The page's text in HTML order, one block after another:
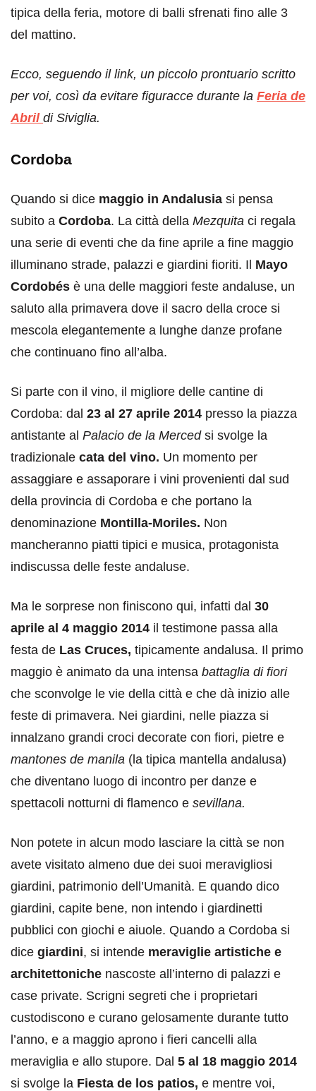
tipica della feria, motore di balli sfrenati fino alle 3
del mattino.
Ecco, seguendo il link, un piccolo prontuario scritto
per voi, così da evitare figuracce durante la Feria de
Abril di Siviglia.
Cordoba
Quando si dice maggio in Andalusia si pensa
subito a Cordoba. La città della Mezquita ci regala
una serie di eventi che da fine aprile a fine maggio
illuminano strade, palazzi e giardini fioriti. Il Mayo
Cordobés è una delle maggiori feste andaluse, un
saluto alla primavera dove il sacro della croce si
mescola elegantemente a lunghe danze profane
che continuano fino all’alba.
Si parte con il vino, il migliore delle cantine di
Cordoba: dal 23 al 27 aprile 2014 presso la piazza
antistante al Palacio de la Mercedsi svolge la
tradizionale cata del vino. Un momento per
assaggiare e assaporare i vini provenienti dal sud
della provincia di Cordoba e che portano la
denominazione Montilla-Moriles. Non
mancheranno piatti tipici e musica, protagonista
indiscussa delle feste andaluse.
Ma le sorprese non finiscono qui, infatti dal 30
aprile al 4 maggio 2014 il testimone passa alla
festa de Las Cruces, tipicamente andalusa. Il primo
maggio è animato da una intensa battaglia di fiori
che sconvolge le vie della città e che dà inizio alle
feste di primavera. Nei giardini, nelle piazza si
innalzano grandi croci decorate con fiori, pietre e
mantones de manila (la tipica mantella andalusa)
che diventano luogo di incontro per danze e
spettacoli notturni di flamenco e sevillana.
Non potete in alcun modo lasciare la città se non
avete visitato almeno due dei suoi meravigliosi
giardini, patrimonio dell’Umanità. E quando dico
giardini, capite bene, non intendo i giardinetti
pubblici con giochi e aiuole. Quando a Cordoba si
dice giardini, si intende meraviglie artistiche e
architettoniche nascoste all’interno di palazzi e
case private. Scrigni segreti che i proprietari
custodiscono e curano gelosamente durante tutto
l’anno, e a maggio aprono i fieri cancelli alla
meraviglia e allo stupore. Dal 5 al 18 maggio 2014
si svolge la Fiesta de los patios, e mentre voi,